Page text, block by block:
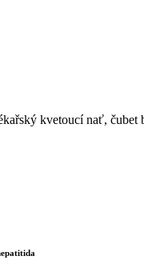
kvetoucí nať,